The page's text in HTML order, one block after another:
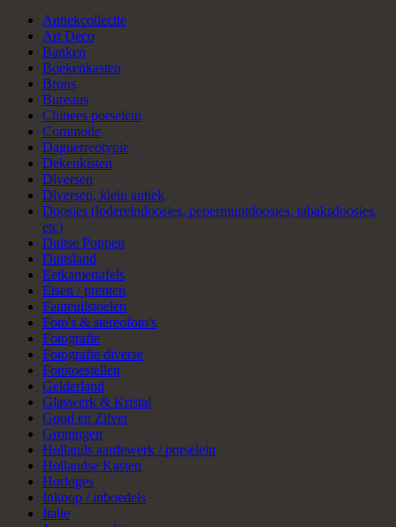
Antiekcollectie
Art Deco
Banken
Boekenkasten
Brons
Bureaus
Chinees porselein
Commode
Daguerreotypie
Dekenkisten
Diversen
Diversen, klein antiek
Doosjes (lodereindoosjes, pepermuntdoosjes, tabaksdoosjes,
etc)
Duitse Poppen
Duitsland
Eetkamertafels
Etsen / prenten
Fauteuilstoelen
Foto's & stereofoto's
Fotografie
Fotografie diverse
Fototoestellen
Gelderland
Glaswerk & Kristal
Goud en Zilver
Groningen
Hollands aardewerk / porselein
Hollandse Kasten
Horloges
Inkoop / inboedels
Italie